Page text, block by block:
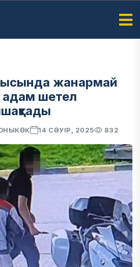
жанармай
адам шетел
14 СӘУІР, 2025 832